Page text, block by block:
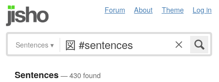
Forum About Theme Log in
Sentences ▾
Sentences— 430 found